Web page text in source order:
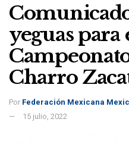
yeguas para
Charro
Por Federación Mexicana
15 julio, 2022